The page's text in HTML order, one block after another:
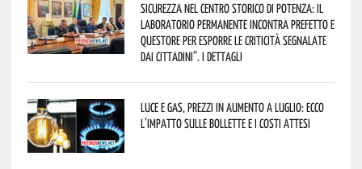
Sicurezza nel Centro Storico di Potenza: il
Laboratorio Permanente incontra Prefetto e
Questore per esporre le criticità segnalate
dai cittadini”. I dettagli
Luce e gas, prezzi in aumento a luglio: ecco
l’impatto sulle bollette e i costi attesi